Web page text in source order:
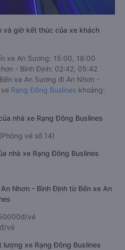
và giờ kết thúc của xe khách
xe An Sương: 15:00, 18:00
- Bình Định: 02:42, 05:42
xe An Sương đi An Nhơn -
Rạng Đông Buslines khoảng:
nhà xe Rạng Đông Buslines
vé số 14)
nhà xe Rạng Đông Buslines
Nhơn - Bình Định từ Bến xe An
vé
vé
lượng xe Rạng Đông Buslines